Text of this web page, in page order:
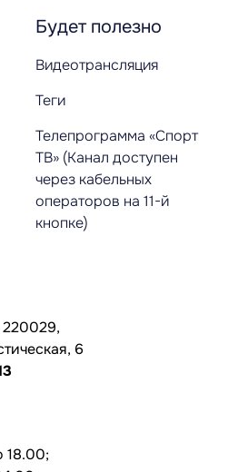
Будет полезно
Видеотрансляция
Теги
Телепрограмма «Спорт
ТВ» (Канал доступен
через кабельных
операторов на 11-й
кнопке)
220029,
6
18.00;